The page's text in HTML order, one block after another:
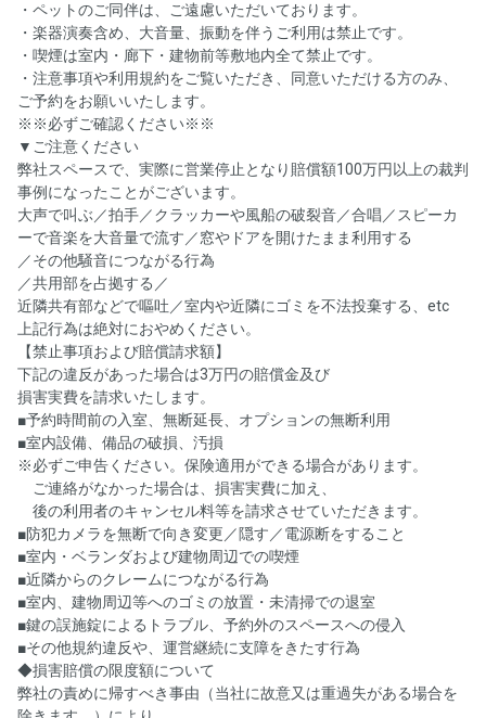
・ペットのご同伴は、ご遠慮いただいております。
・楽器演奏含め、大音量、振動を伴うご利用は禁止です。
・喫煙は室内・廊下・建物前等敷地内全て禁止です。
・注意事項や利用規約をご覧いただき、同意いただける方のみ、
ご予約をお願いいたします。
※※必ずご確認ください※※
▼ご注意ください
弊社スペースで、実際に営業停止となり賠償額100万円以上の裁判
事例になったことがございます。
大声で叫ぶ／拍手／クラッカーや風船の破裂音／合唱／スピーカ
ーで音楽を大音量で流す／窓やドアを開けたまま利用する
／その他騒音につながる行為
／共用部を占拠する／
近隣共有部などで嘔吐／室内や近隣にゴミを不法投棄する、etc
上記行為は絶対におやめください。
【禁止事項および賠償請求額】
下記の違反があった場合は3万円の賠償金及び
損害実費を請求いたします。
■予約時間前の入室、無断延長、オプションの無断利用
■室内設備、備品の破損、汚損
※必ずご申告ください。保険適用ができる場合があります。
ご連絡がなかった場合は、損害実費に加え、
後の利用者のキャンセル料等を請求させていただきます。
■防犯カメラを無断で向き変更／隠す／電源断をすること
■室内・ベランダおよび建物周辺での喫煙
■近隣からのクレームにつながる行為
■室内、建物周辺等へのゴミの放置・未清掃での退室
■鍵の誤施錠によるトラブル、予約外のスペースへの侵入
■その他規約違反や、運営継続に支障をきたす行為
◆損害賠償の限度額について
弊社の責めに帰すべき事由（当社に故意又は重過失がある場合を